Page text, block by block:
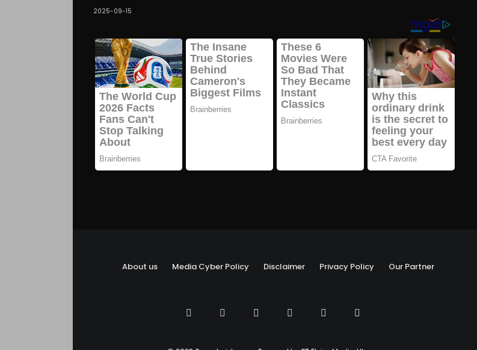
2025-09-15
About us Media Cyber Policy Disclaimer Privacy Policy Our Partner